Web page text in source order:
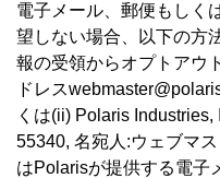
電子メール、郵便もしく
望しない場合、以下の方
報の受領からオプトアウ
ドレス
くは(ii) Polaris
55340, 名宛人:ウェブマ
はPolarisが提供する電子